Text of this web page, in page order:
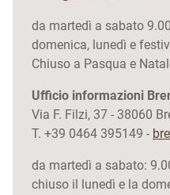
da martedì a sabato
domenica, lunedì e
Chiuso a Pasqua e
Ufficio informazioni
Via F. Filzi, 37 - 38060
T. +39 0464 395149 -
da martedì a sabato:
chiuso il lunedì e la